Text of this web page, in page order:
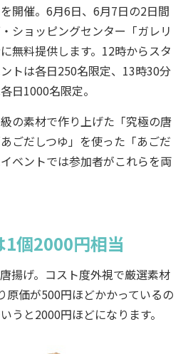
開催。6月6日、6月7日の2日間
ショッピングセンター「ガレリ
無料提供します。12時からスタ
トは各日250名限定、13時30分
日1000名限定。
の素材で作り上げた「究極の唐
ごだしつゆ」を使った「あごだ
ベントでは参加者がこれらを両
1個2000円相当
揚げ。コスト度外視で厳選素材
原価が500円ほどかかっているの
うと2000円ほどになります。